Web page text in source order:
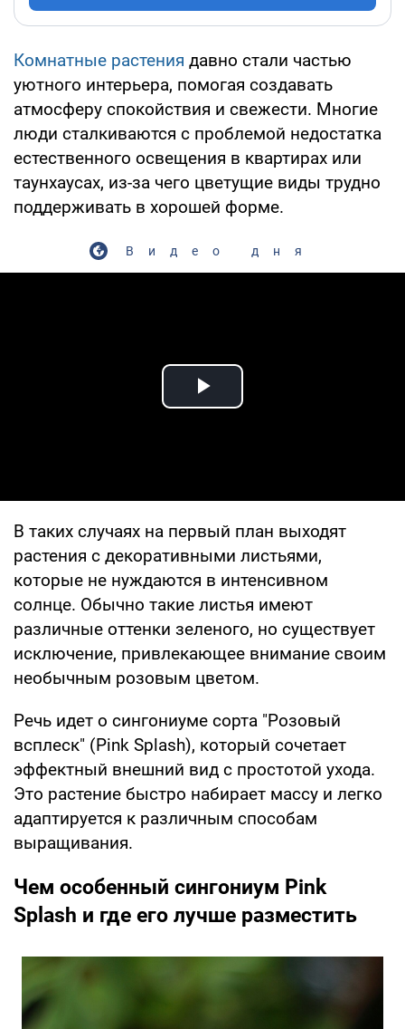
Комнатные растения давно стали частью
уютного интерьера, помогая создавать
атмосферу спокойствия и свежести. Многие
люди сталкиваются с проблемой недостатка
естественного освещения в квартирах или
таунхаусах, из-за чего цветущие виды трудно
поддерживать в хорошей форме.
Видео дня
Play Video
В таких случаях на первый план выходят
растения с декоративными листьями,
которые не нуждаются в интенсивном
солнце. Обычно такие листья имеют
различные оттенки зеленого, но существует
исключение, привлекающее внимание своим
необычным розовым цветом.
Речь идет о сингониуме сорта "Розовый
всплеск" (Pink Splash), который сочетает
эффектный внешний вид с простотой ухода.
Это растение быстро набирает массу и легко
адаптируется к различным способам
выращивания.
Чем особенный сингониум Pink
Splash и где его лучше разместить